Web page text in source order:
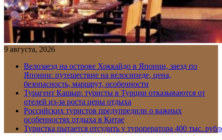
9 августа, 2026
Велозаезд на острове Хоккайдо в Японии, заезд по
Японии: путешествие на велосипеде, цена,
безопасность, маршрут, особенности
Турагент Кашыр: туристы в Турции отказываются от
отелей из-за роста цены отдыха
Российских туристов предупредили о важных
особенностях отдыха в Китае
Туристка пытается отсудить у туроператора 400 тыс.